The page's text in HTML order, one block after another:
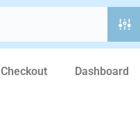
Checkout Dashboard